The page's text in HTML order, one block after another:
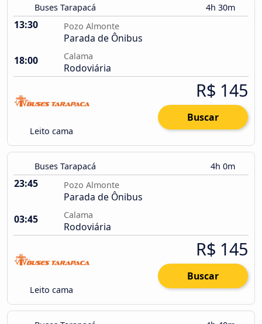
Buses Tarapacá 4h 30m
13:30 Pozo Almonte
Parada de Ônibus
18:00
Calama
Rodoviária
Leito cama
R$ 145
Buscar
Buses Tarapacá 4h 0m
23:45 Pozo Almonte
Parada de Ônibus
03:45
Calama
Rodoviária
Leito cama
R$ 145
Buscar